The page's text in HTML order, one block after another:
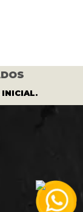
INICIAL.